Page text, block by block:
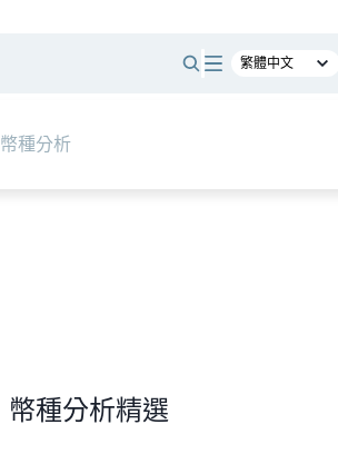
幣種分析
#基礎知識
幣種分析精選